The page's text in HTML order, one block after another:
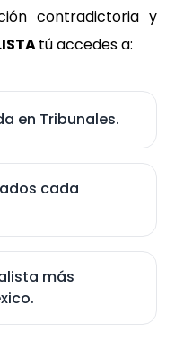
contradictoria y
tú accedes a:
en Tribunales.
cada
más